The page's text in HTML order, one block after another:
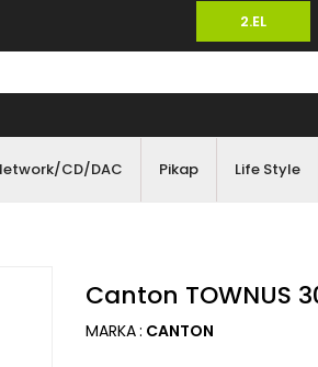
2.EL
CD/DAC Pikap Life Style
Canton TOWNUS
MARKA: CANTON